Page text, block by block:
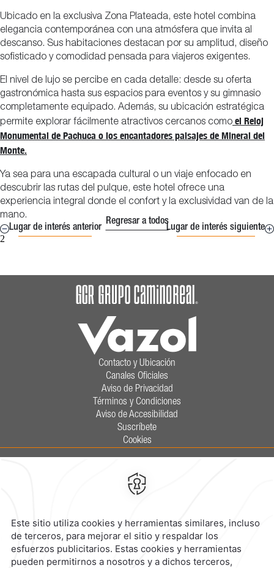
Ubicado en la exclusiva Zona Plateada, este hotel combina
elegancia contemporánea con una atmósfera que invita al
descanso. Sus habitaciones destacan por su amplitud, diseño
sofisticado y comodidad pensada para viajeros exigentes.
El nivel de lujo se percibe en cada detalle: desde su oferta
gastronómica hasta sus espacios para eventos y su gimnasio
completamente equipado. Además, su ubicación estratégica
permite explorar fácilmente atractivos cercanos como el Reloj
Monumental de Pachuca o los encantadores paisajes de Mineral del
Monte.
Ya sea para una escapada cultural o un viaje enfocado en
descubrir las rutas del pulque, este hotel ofrece una
experiencia integral donde el confort y la exclusividad van de la
mano.
Lugar de interés anterior
Regresar a todos
Lugar de interés siguiente
2
Contacto y Ubicación
Canales Oficiales
Aviso de Privacidad
Términos y Condiciones
Aviso de Accesibilidad
Suscríbete
Cookies
Calzada General Mariano Escobedo
11590,
Reservaciones | 800 901 2300
contacto@caminoreal.com
reservaciones@caminoreal.com